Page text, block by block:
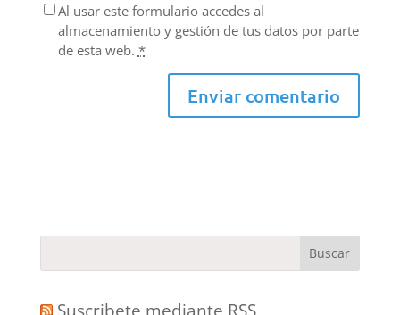
Al usar este formulario accedes al
almacenamiento y gestión de tus datos por parte
de esta web. *
Suscribete mediante RSS